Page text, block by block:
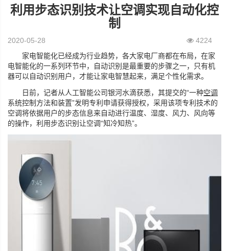
利用步态识别技术让空调实现自动化控
制
2020-05-28
4224
家电智能化已经成为行业趋势，各大家电厂商都在布局，在家
电智能化的一系列环节中，自动识别是最重要的步骤之一，只有机
器可以自动识别用户，才能让家电智慧起来，满足个性化需求。
日前，记者从人工智能公司银河水滴获悉，其提交的“一种空调
系统控制方法和装置”发明专利申请获得授权，采用该项专利技术的
空调将依据用户的步态信息来自动进行温度、湿度、风力、风向等
的操作，利用步态识别让空调“知冷知热”。